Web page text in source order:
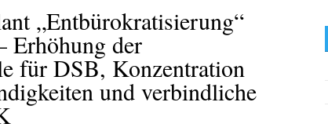
„Entbürokratisierung“
Erhöhung der
für DSB, Konzentration
und verbindliche